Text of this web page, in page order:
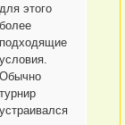
для этого
более
подходящие
условия.
Обычно
турнир
устраивался